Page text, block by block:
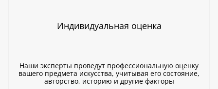
Индивидуальная оценка
Наши эксперты проведут профессиональную оценку
вашего предмета искусства, учитывая его состояние,
авторство, историю и другие факторы